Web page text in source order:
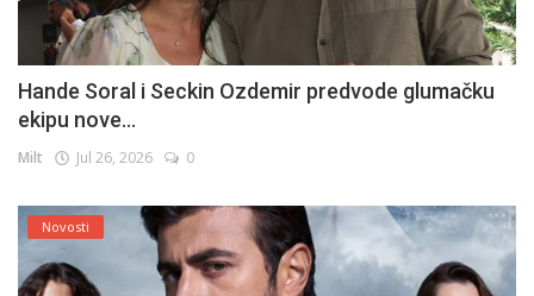
Hande Soral i Seckin Ozdemir predvode glumačku
ekipu nove...
Milt Jul 26, 2026 0
Novosti